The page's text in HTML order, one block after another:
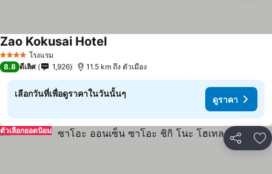
4 ดาว โรงแรม
Zao Kokusai Hotelดูราคา
8.8 ดีเลิศ 1,926 11.5 km ถึง ตัวเมือง
เลือกวันที่เพื่อดูราคาในวันนั้นๆ
ดูราคา
แชร์ เ
ตัวเลือกยอดนิยม